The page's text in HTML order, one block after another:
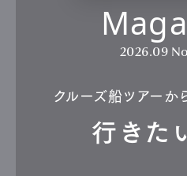
2026.09
クルーズ船ツアー
行きた